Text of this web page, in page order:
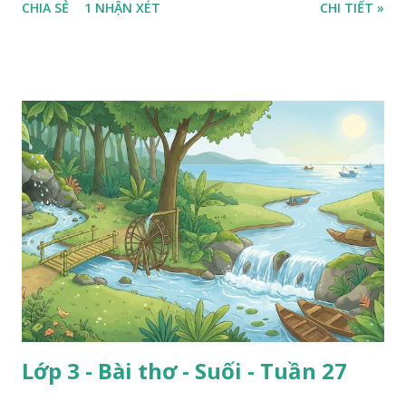
CHIA SẺ 1 NHẬN XÉT CHI TIẾT »
Lớp 3 - Bài thơ - Suối - Tuần 27